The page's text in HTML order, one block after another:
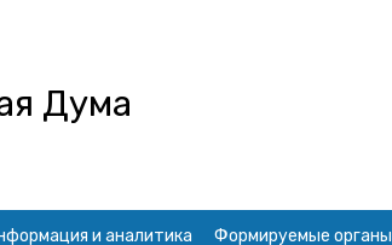
Дума
и аналитика Формируемые органы